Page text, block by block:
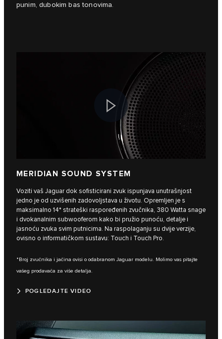
punim, dubokim bas tonovima.
MERIDIAN SOUND SYSTEM
Voziti vaš Jaguar dok sofisticirani zvuk ispunjava unutrašnjost
jedno je od uzvišenih zadovoljstava u životu. Opremljen je s
maksimalno 14* strateški raspoređenih zvučnika, 380 Watta snage
i dvokanalnim subwooferom kako bi pružio punoću, detalje i
jasnoću zvuka svim putnicima. Na raspolaganju su dvije verzije,
ovisno o informatičkom sustavu: Touch i Touch Pro.
*Broj zvučnika i jačina ovisi o odabranom Jaguar modelu. Molimo vas pitajte
vašeg prodavača za više detalja.
POGLEDAJTE VIDEO